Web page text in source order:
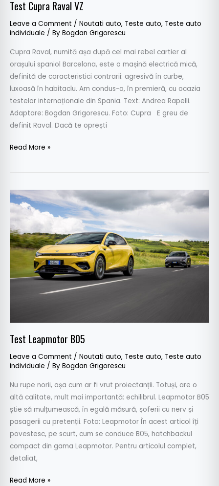
Test Cupra Raval VZ
Leave a Comment / Noutati auto, Teste auto, Teste auto
individuale / By Bogdan Grigorescu
Cupra Raval, numită așa după cel mai rebel cartier al
orașului spaniol Barcelona, este o mașină electrică mică,
definită de caracteristici contrarii: agresivă în curbe,
luxoasă în habitaclu. Am condus-o, în premieră, cu ocazia
testelor internaționale din Spania. Text: Andrea Rapelli.
Adaptare: Bogdan Grigorescu. Foto: Cupra E greu de
definit Raval. Dacă te oprești
Read More »
Test Leapmotor B05
Leave a Comment / Noutati auto, Teste auto, Teste auto
individuale / By Bogdan Grigorescu
Nu rupe norii, așa cum ar fi vrut proiectanții. Totuși, are o
altă calitate, mult mai importantă: echilibrul. Leapmotor B05
știe să mulțumească, în egală măsură, șoferii cu nerv și
pasagerii cu pretenții. Foto: Leapmotor În acest articol îți
povestesc, pe scurt, cum se conduce B05, hatchbackul
compact din gama Leapmotor. Pentru articolul complet,
detaliat,
Test
Leapmotor
B05
Read More »